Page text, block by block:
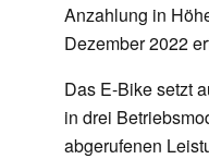
Anzahlung in
Dezember 2022
Das E-Bike setzt
in drei
abgerufenen